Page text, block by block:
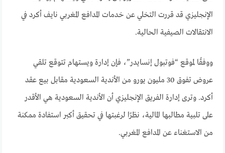
الإنجليزي قد قررت التخلي عن خدمات المدافع المغربي نايف أكرد في
الانتقالات الصيفية الحالية.
ووفقًا لموقع “فوتبول إنسايدر”، فإن إدارة ويستهام تتوقع تلقي
عروض تفوق 30 مليون يورو من الأندية السعودية مقابل بيع عقد
أكرد. وترى إدارة الفريق الإنجليزي أن الأندية السعودية هي الأقدر
على تلبية مطالبها المالية، نظرًا لرغبتها في تحقيق أكبر استفادة ممكنة
من الاستغناء عن المدافع المغربي.